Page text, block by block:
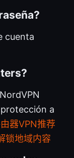
cuenta
a
器VPN推荐
锁地域内容